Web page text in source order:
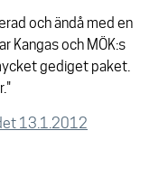
och ändå med en
Kangas och MÖK:s
gediget paket.
13.1.2012